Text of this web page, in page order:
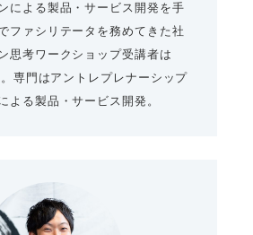
による製品・サービス開発を手
ファシリテータを務めてきた社
思考ワークショップ受講者は
専門はアントレプレナーシップ
よる製品・サービス開発。